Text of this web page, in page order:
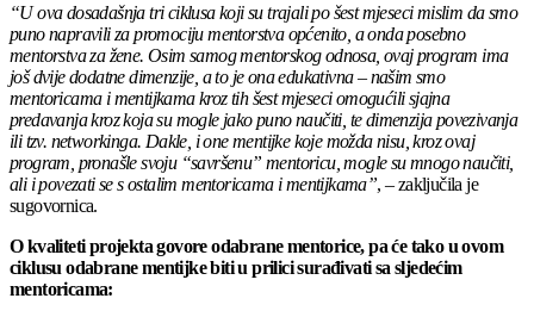
“U ova dosadašnja tri ciklusa koji su trajali po šest mjeseci mislim da smo
puno napravili za promociju mentorstva općenito, a onda posebno
mentorstva za žene. Osim samog mentorskog odnosa, ovaj program ima
još dvije dodatne dimenzije, a to je ona edukativna – našim smo
mentoricama i mentijkama kroz tih šest mjeseci omogućili sjajna
predavanja kroz koja su mogle jako puno naučiti, te dimenzija povezivanja
ili tzv. networkinga. Dakle, i one mentijke koje možda nisu, kroz ovaj
program, pronašle svoju “savršenu” mentoricu, mogle su mnogo naučiti,
ali i povezati se s ostalim mentoricama i mentijkama”, – zaključila je
sugovornica.
O kvaliteti projekta govore odabrane mentorice, pa će tako u ovom
ciklusu odabrane mentijke biti u prilici surađivati sa sljedećim
mentoricama: